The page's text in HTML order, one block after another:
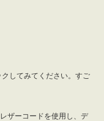
してみてください。すご
ザーコードを使用し、デ